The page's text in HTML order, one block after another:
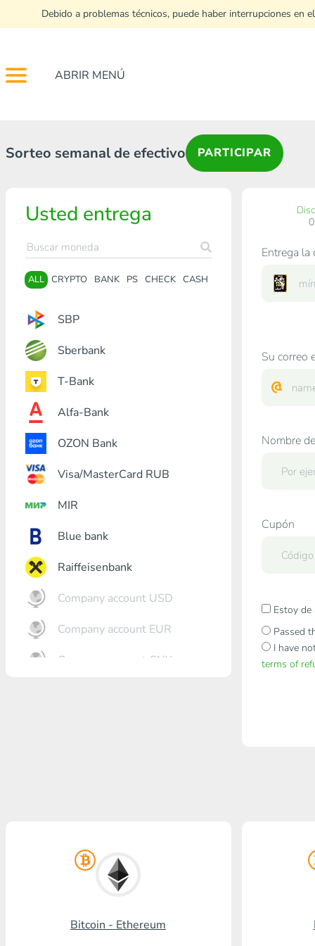
Debido a problemas técnicos, puede haber interrupciones
ABRIR MENÚ
Sorteo semanal de efectivo PARTICIPAR
Usted entrega
ALL CRYPTO BANK PS CHECK CASH
SBP
Sberbank
T-Bank
Alfa-Bank
OZON Bank
Visa/MasterCard RUB
MIR
Blue bank
Raiffeisenbank
Company account USD
Company account EUR
Company account CNY
Banco RusAg
Visa/MasterCard KGS
Entrega la
Su correo
Nombre
Cupón
Estoy de
Passed
I have
terms of
Bitcoin - Ethereum